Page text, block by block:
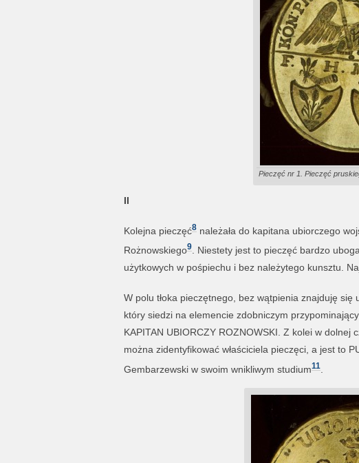
Pieczęć nr 1. Pieczęć
II
Kolejna pieczęć8należała do kapitana ubiorczego
Rożnowskiego9. Niestety jest to pieczęć bardzo
użytkowych w pośpiechu i bez należytego kunsztu.
W polu tłoka pieczętnego, bez wątpienia znajduję się
który siedzi na elemencie zdobniczym
KAPITAN UBIORCZY ROZNOWSKI. Z kolei w dolnej
można zidentyfikować właściciela pieczęci, a jest to
Gembarzewski w swoim wnikliwym studium11.